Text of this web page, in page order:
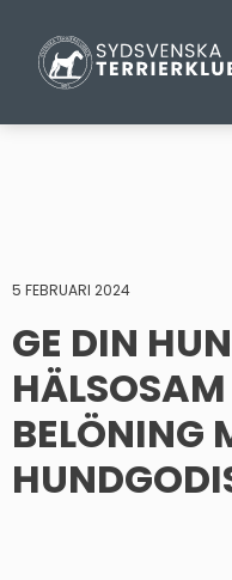
5 FEBRUARI 2024
GE DIN
BELÖNING